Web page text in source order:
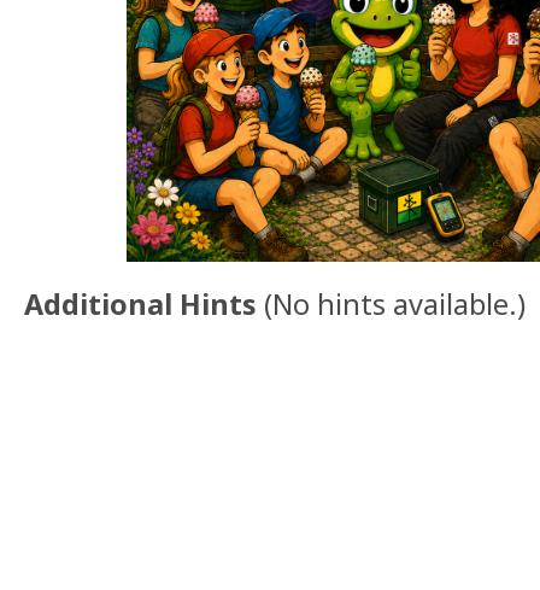
Additional Hints (No hints available.)